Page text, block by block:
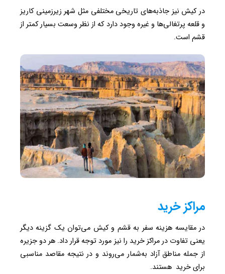
در کیش نیز جاذبه‌های تاریخی مختلفی مثل شهر زیرزمینی کاریز
و قلعه پرتغالی‌ها و غیره وجود دارد که از نظر وسعت بسیار کمتر از
قشم است.
مراکز خرید
در مقایسه هزینه سفر به قشم و کیش می‌توان یک گزینه دیگر
یعنی تفاوت در مراکز خرید را نیز مورد توجه قرار داد. هر دو جزیره
از جمله مناطق آزاد به‌شمار می‌روند و در نتیجه مقاصد مناسبی
برای خرید هستند.